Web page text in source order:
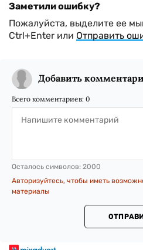
Заметили ошибку?
Пожалуйста, выделите ее
Ctrl+Enter или Отправить
Добавить
Всего комментариев: 0
Осталось символов: 2000
Авторизуйтесь, чтобы иметь
материалы